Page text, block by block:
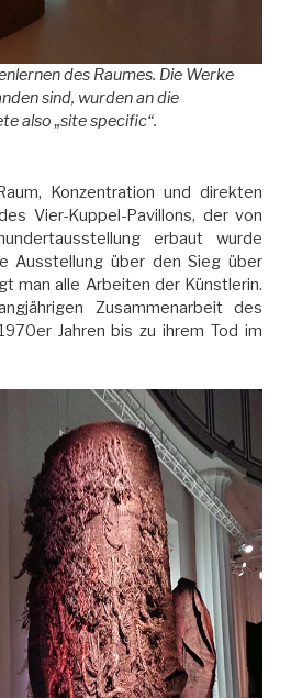
des Raumes. Die Werke
sind, wurden an die
also „site specific“.
Konzentration und direkten
Vier-Kuppel-Pavillons, der von
erbaut wurde
Ausstellung über den Sieg über
man alle Arbeiten der Künstlerin.
Zusammenarbeit des
Jahren bis zu ihrem Tod im